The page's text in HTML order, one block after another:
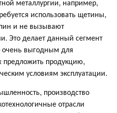
использовать щетины,
и не вызывают
Это делает данный сегмент
выгодным для
предложить продукцию,
условиям эксплуатации.
производство
отрасли